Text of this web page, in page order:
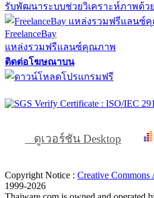
รับพัฒนาระบบช่วยวิเคราะห์ภาพด้ว
FreelanceBay
แหล่งรวมฟรีแลนซ์คุณภาพ
ติดต่อโฆษณาบน
ดูเวอร์ชัน Desktop
Copyright Notice : Creative
1999-2026